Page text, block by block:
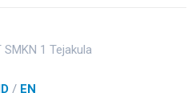
1 Tejakula
/ EN